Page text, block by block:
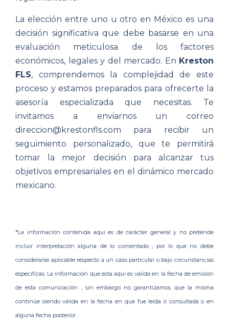
La elección entre uno u otro en México es una
decisión significativa que debe basarse en una
evaluación meticulosa de los factores
económicos, legales y del mercado. En Kreston
FLS, comprendemos la complejidad de este
proceso y estamos preparados para ofrecerte la
asesoría especializada que necesitas. Te
invitamos a enviarnos un correo
direccion@krestonfls.com para recibir un
seguimiento personalizado, que te permitirá
tomar la mejor decisión para alcanzar tus
objetivos empresariales en el dinámico mercado
mexicano.
*La información contenida aquí es de carácter general y no pretende
incluir interpretación alguna de lo comentado , por lo que no debe
considerarse aplicable respecto a un caso particular o bajo circunstancias
específicas. La información que esta aquí es valida en la fecha de emisión
de esta comunicación , sin embargo no garantizamos que la misma
continúe siendo válida en la fecha en que fue leída ó consultada o en
alguna fecha posterior.